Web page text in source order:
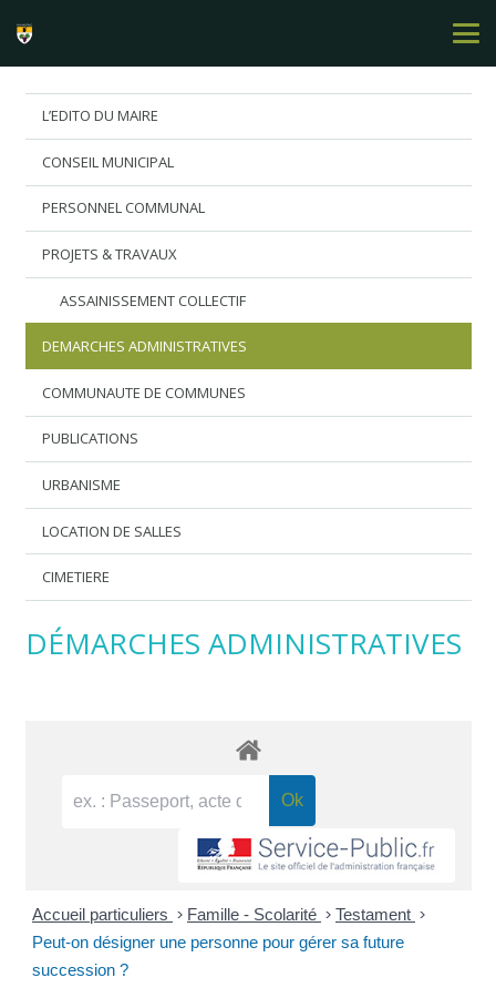
L’EDITO DU MAIRE
CONSEIL MUNICIPAL
PERSONNEL COMMUNAL
PROJETS & TRAVAUX
ASSAINISSEMENT COLLECTIF
DEMARCHES ADMINISTRATIVES
COMMUNAUTE DE COMMUNES
PUBLICATIONS
URBANISME
LOCATION DE SALLES
CIMETIERE
DÉMARCHES ADMINISTRATIVES
Accueil particuliers > Famille - Scolarité > Testament >
Peut-on désigner une personne pour gérer sa future
succession ?